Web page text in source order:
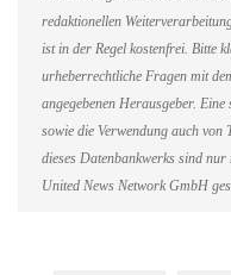
redaktionellen
ist in der Regel kostenfrei. Bitte
urheberrechtliche Fragen mit
angegebenen Herausgeber.
sowie die Verwendung auch von
dieses Datenbankwerks sind
United News Network GmbH